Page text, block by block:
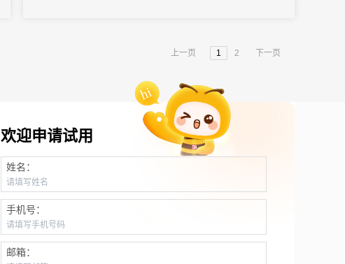
上一页 1 2 下一页
欢迎申请试用
姓名：
手机号：
邮箱：